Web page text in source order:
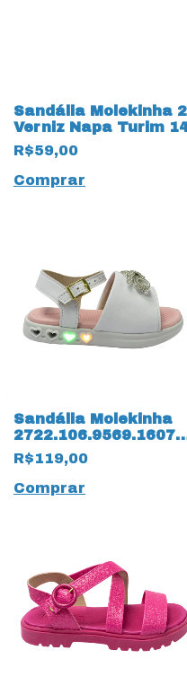
Sandália Molekinha
Verniz Napa Turim
R$59,00
Comprar
Sandália Molekinha
2722.106.9569.16072
Napa Turim com LED
14258 Branco
R$119,00
Comprar